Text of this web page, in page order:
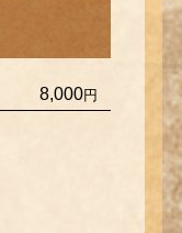
8,000円